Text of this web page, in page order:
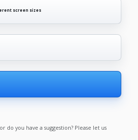
screen sizes
do you have a suggestion? Please let us